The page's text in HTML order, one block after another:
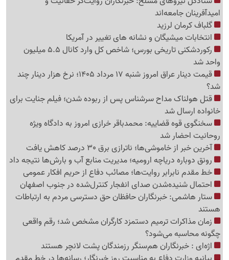
امیدآفرینان جامعه‌اند
گلباف کرمان لرزید
انتخابات میشیگان و نشانه های تغییر در آمریکا
رکوردشکنی تاریخی بورس؛ شاخص کل وارد کانال 5.5 میلیون
واحد شد
قیمت دینار عراق امروز شنبه 17 مرداد 1405؛ نرخ هزار دینار چند
شد؟
قتل هولناک مداح سرشناس پس از ربوده شدن؛ فیلم جنایت برای
خانواده ارسال شد
سخنگوی قوه قضاییه: محمدباقر خرازی امروز به دادگاه ویژه
روحانیت احضار شد
آخرین خبر از خاموشی‌ها؛ ناترازی برق 30 درصد کاهش یافت
رونق دوباره دریاچه ارومیه؛ مدیریت منابع آب و بارش‌ها نتیجه داد
خط مقدم نابرابر روایت‌ها؛ مصائب دفاع از حریم افکار عمومی
احتمال شنیده‌شدن صدای انفجار کنترل‌شده در جنوب اصفهان
ستار هاشمی: خبرنگاران حافظان حق دسترسی مردم به ارتباطات
هستند
زمان مذاکرات ترمیم دستمزد کارگران مشخص شد؛ رقم واقعی
چگونه محاسبه می‌شود؟
اژه‌ای : خبرنگاران هم‌سنگر رزمندگان پشت لانچر هستند